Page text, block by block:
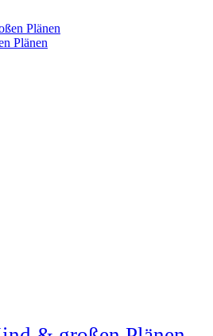
Plänen